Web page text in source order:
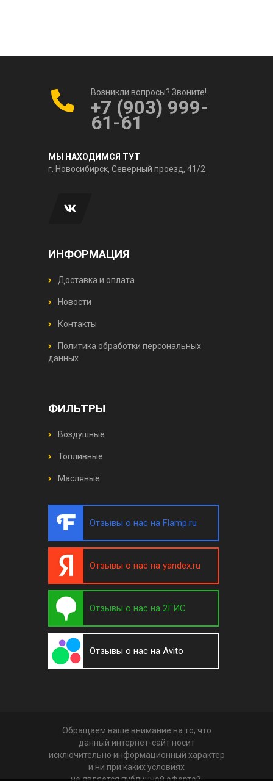
Возникли вопросы? Звоните!
+7 (903) 999-
61-61
МЫ НАХОДИМСЯ ТУТ
г. Новосибирск, Северный проезд, 41/2
ИНФОРМАЦИЯ
Доставка и оплата
Новости
Контакты
Политика обработки персональных
данных
ФИЛЬТРЫ
Воздушные
Топливные
Масляные
Отзывы о нас на Flamp.ru
Отзывы о нас на yandex.ru
Отзывы о нас на 2ГИС
Отзывы о нас на Avito
Обращаем ваше внимание на то, что
данный интернет-сайт носит
исключительно информационный характер
и ни при каких условиях